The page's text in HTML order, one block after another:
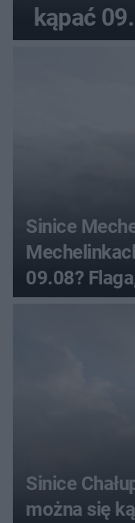
kąpać
Sinice
09.08?
Sinice
można się